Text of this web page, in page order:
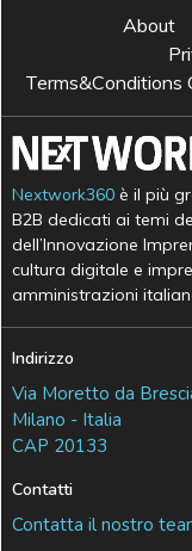
About
Terms&Conditions
Nextwork360 è il più
B2B dedicati ai temi
dell’Innovazione
cultura digitale e
amministrazioni
Indirizzo
Via Moretto da
Milano - Italia
CAP 20133
Contatti
Contatta il nostro